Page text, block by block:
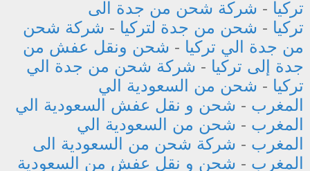
تركيا - شركة شحن من جدة الى
تركيا - شحن من جدة لتركيا - شركة شحن
من جدة الي تركيا - شحن ونقل عفش من
جدة إلى تركيا - شركة شحن من جدة الي
تركيا - شحن من السعودية الي
المغرب - شحن و نقل عفش السعودية الي
المغرب - شحن من السعودية الي
المغرب - شركة شحن من السعودية الى
المغرب - شحن و نقل عفش من السعودية